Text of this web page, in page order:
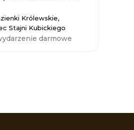
Królewskie,
Stajni Kubickiego
darmowe